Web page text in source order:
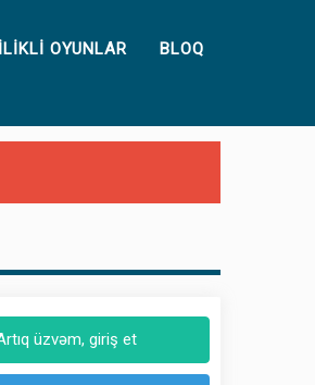
OYUNLAR BLOQ
üzvəm, giriş et